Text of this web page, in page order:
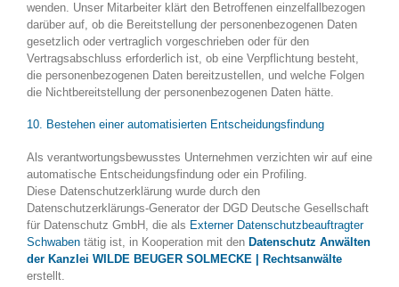
wenden. Unser Mitarbeiter klärt den Betroffenen einzelfallbezogen
darüber auf, ob die Bereitstellung der personenbezogenen Daten
gesetzlich oder vertraglich vorgeschrieben oder für den
Vertragsabschluss erforderlich ist, ob eine Verpflichtung besteht,
die personenbezogenen Daten bereitzustellen, und welche Folgen
die Nichtbereitstellung der personenbezogenen Daten hätte.
10. Bestehen einer automatisierten Entscheidungsfindung
Als verantwortungsbewusstes Unternehmen verzichten wir auf eine
automatische Entscheidungsfindung oder ein Profiling.
Diese Datenschutzerklärung wurde durch den
Datenschutzerklärungs-Generator der DGD Deutsche Gesellschaft
für Datenschutz GmbH, die als Externer Datenschutzbeauftragter
Schwaben tätig ist, in Kooperation mit den Datenschutz Anwälten
der Kanzlei WILDE BEUGER SOLMECKE | Rechtsanwälte
erstellt.